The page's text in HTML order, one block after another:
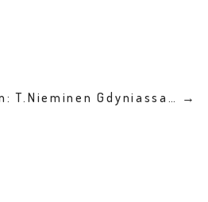
T.Nieminen Gdyniassa… →